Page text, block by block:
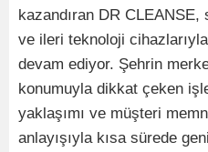
kazandıran DR
ve ileri teknoloji
devam ediyor. Şehrin
konumuyla dikkat çeken
yaklaşımı ve müşteri
anlayışıyla kısa sürede